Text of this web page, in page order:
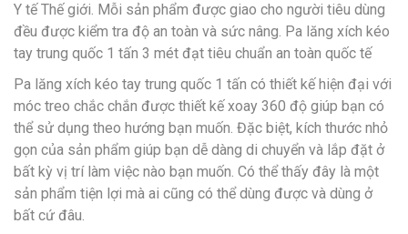
Y tế Thế giới. Mỗi sản phẩm được giao cho người tiêu dùng
đều được kiểm tra độ an toàn và sức nâng. Pa lăng xích kéo
tay trung quốc 1 tấn 3 mét đạt tiêu chuẩn an toàn quốc tế
Pa lăng xích kéo tay trung quốc 1 tấn có thiết kế hiện đại với
móc treo chắc chắn được thiết kế xoay 360 độ giúp bạn có
thể sử dụng theo hướng bạn muốn. Đặc biệt, kích thước nhỏ
gọn của sản phẩm giúp bạn dễ dàng di chuyển và lắp đặt ở
bất kỳ vị trí làm việc nào bạn muốn. Có thể thấy đây là một
sản phẩm tiện lợi mà ai cũng có thể dùng được và dùng ở
bất cứ đâu.